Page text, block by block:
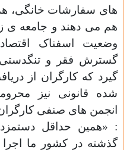
های سفارشات خانگی،
هم می دهند و جامعه ی
وضعیت اسفناک
گسترش فقر و
گیرد که کارگران از
شده قانونی نیز
انجمن های صنفی
گذشته در کشور ما